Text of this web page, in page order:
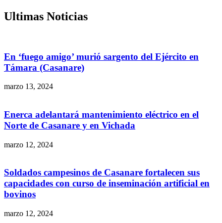
Ultimas Noticias
En ‘fuego amigo’ murió sargento del Ejército en
Támara (Casanare)
marzo 13, 2024
Enerca adelantará mantenimiento eléctrico en el
Norte de Casanare y en Vichada
marzo 12, 2024
Soldados campesinos de Casanare fortalecen sus
capacidades con curso de inseminación artificial en
bovinos
marzo 12, 2024